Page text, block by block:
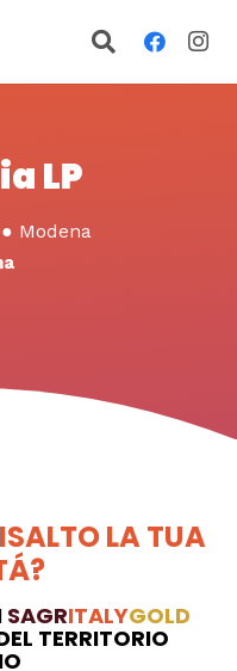
LP
● Modena
LA TUA
SAGRITALYGOLD
TERRITORIO